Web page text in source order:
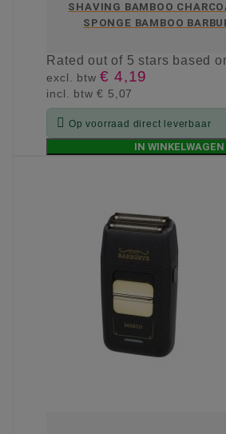
SHAVING BAMBOO
SPONGE BAMBOO
Ratedout of 5 stars based
excl. btw€ 4,19
incl. btw€ 5,07
 Op voorraad direct leverbaar
IN WINKELWAGEN